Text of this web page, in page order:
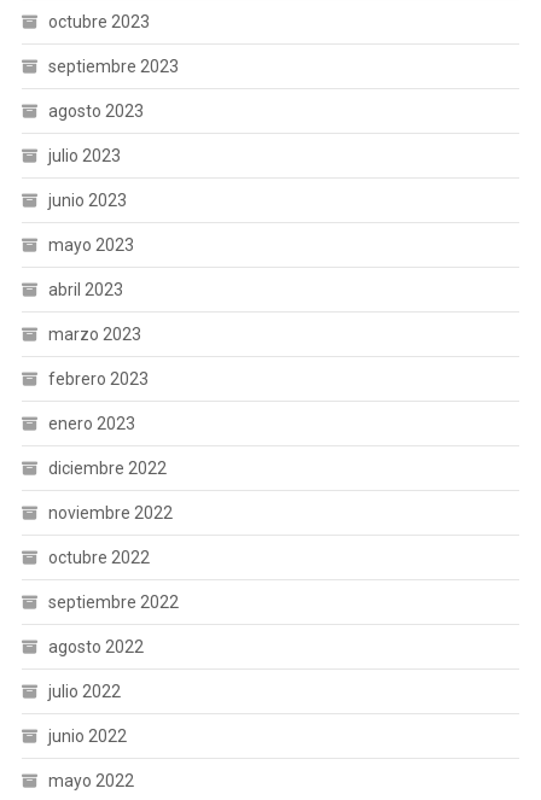
octubre 2023
septiembre 2023
agosto 2023
julio 2023
junio 2023
mayo 2023
abril 2023
marzo 2023
febrero 2023
enero 2023
diciembre 2022
noviembre 2022
octubre 2022
septiembre 2022
agosto 2022
julio 2022
junio 2022
mayo 2022